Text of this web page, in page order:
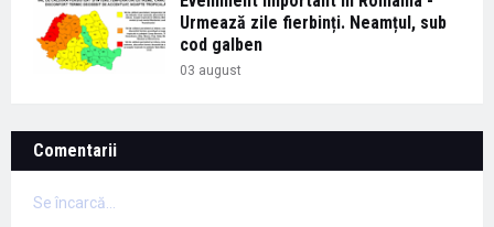
Urmează zile fierbinți. Neamțul, sub
cod galben
03 august
Comentarii
Se încarcă...